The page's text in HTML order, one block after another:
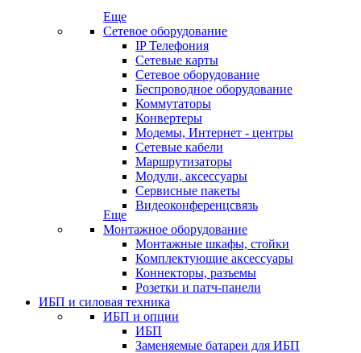
Еще
Сетевое оборудование
IP Телефония
Сетевые карты
Сетевое оборудование
Беспроводное оборудование
Коммутаторы
Конвертеры
Модемы, Интернет - центры
Сетевые кабели
Маршрутизаторы
Модули, аксессуары
Сервисные пакеты
Видеоконференцсвязь
Еще
Монтажное оборудование
Монтажные шкафы, стойки
Комплектующие аксессуары
Коннекторы, разъемы
Розетки и патч-панели
ИБП и силовая техника
ИБП и опции
ИБП
Заменяемые батареи для ИБП